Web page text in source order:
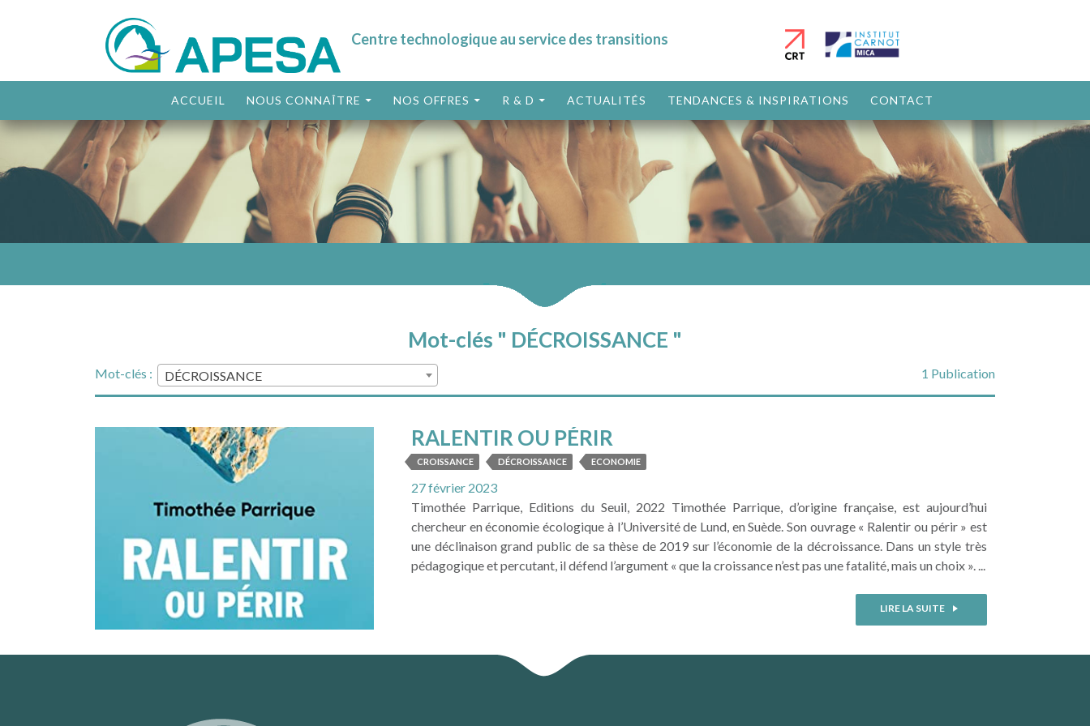
Centre technologique au service des transitions
ACCUEIL
NOUS CONNAÎTRE NOS OFFRES R & D ACTUALITÉS TENDANCES & INSPIRATIONS CONTACT
Mot-clés " DÉCROISSANCE "
1 Publication
Mot-clés : DÉCROISSANCE
RALENTIR OU PÉRIR
CROISSANCE DÉCROISSANCE ECONOMIE
27 février 2023
Timothée Parrique, Editions du Seuil, 2022 Timothée Parrique, d’origine française, est aujourd’hui
chercheur en économie écologique à l’Université de Lund, en Suède. Son ouvrage « Ralentir ou périr » est
une déclinaison grand public de sa thèse de 2019 sur l’économie de la décroissance. Dans un style très
pédagogique et percutant, il défend l’argument « que la croissance n’est pas une fatalité, mais un choix ». ...
LIRE LA SUITE